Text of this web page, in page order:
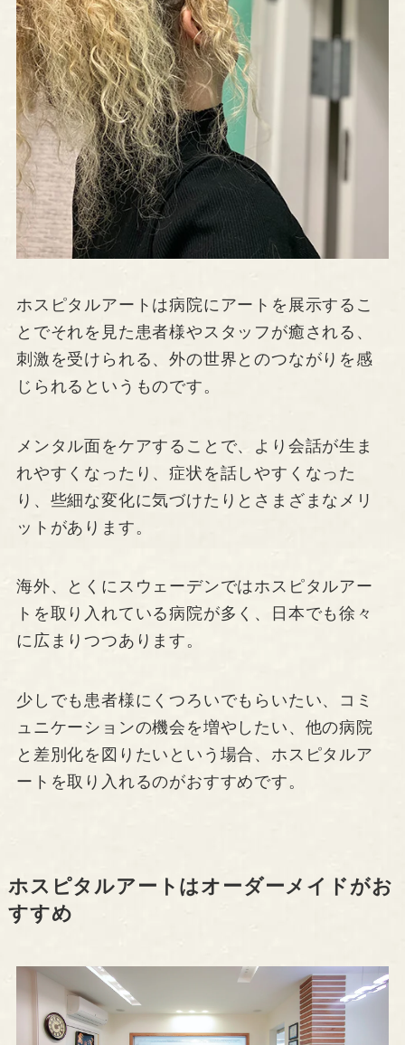
ホスピタルアートは病院にアートを展示するこ
とでそれを見た患者様やスタッフが癒される、
刺激を受けられる、外の世界とのつながりを感
じられるというものです。
メンタル面をケアすることで、より会話が生ま
れやすくなったり、症状を話しやすくなった
り、些細な変化に気づけたりとさまざまなメリ
ットがあります。
海外、とくにスウェーデンではホスピタルアー
トを取り入れている病院が多く、日本でも徐々
に広まりつつあります。
少しでも患者様にくつろいでもらいたい、コミ
ュニケーションの機会を増やしたい、他の病院
と差別化を図りたいという場合、ホスピタルア
ートを取り入れるのがおすすめです。
ホスピタルアートはオーダーメイドがお
すすめ